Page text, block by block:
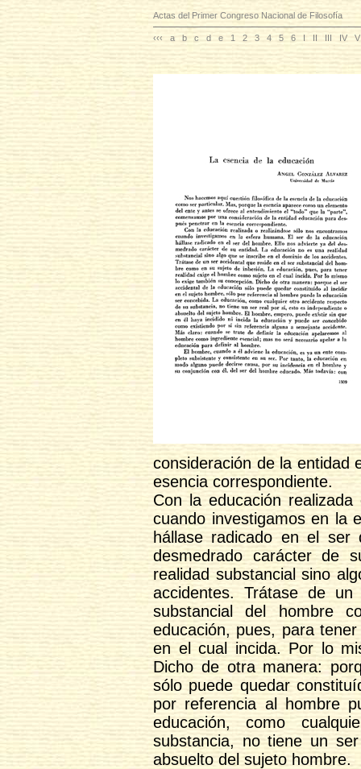
Actas del Primer Congreso Nacional de Filosofía
‹‹‹ a b c d e 1 2 3 4 5 6 I II III IV V
consideración de la entidad
esencia correspondiente.
Con la educación
cuando investigamos en la
hállase radicado en el
desmedrado carácter de
realidad substancial sino
accidentes. Trátase de
substancial del hombre
educación, pues, para
en el cual incida. Por lo
Dicho de otra manera:
sólo puede quedar
por referencia al hombre
educación, como
substancia, no tiene un
absuelto del sujeto hombre.